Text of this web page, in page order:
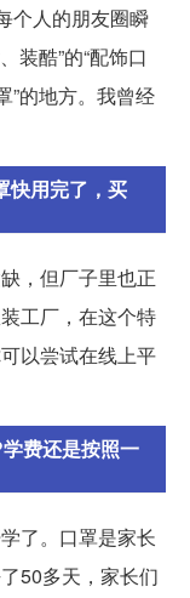
个人的朋友圈瞬
装酷”的“配饰口
”的地方。我曾经
快用完了，买
，但厂子里也正
工厂，在这个特
以尝试在线上平
费还是按照一
了。口罩是家长
50多天，家长们